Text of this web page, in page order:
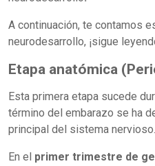
A continuación, te contamos
neurodesarrollo, ¡sigue
Etapa anatómica
Esta primera etapa sucede
término del embarazo se ha
principal del sistema nervioso.
En el primer trimestre de